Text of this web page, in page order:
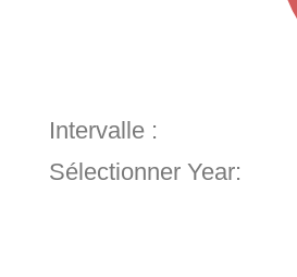
Intervalle :
Sélectionner Year: